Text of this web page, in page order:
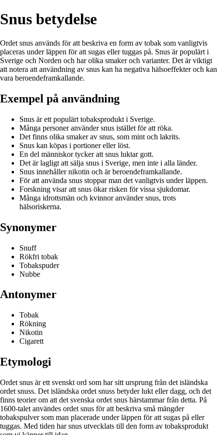
Snus betydelse
Ordet snus används för att beskriva en form av tobak som vanligtvis
placeras under läppen för att sugas eller tuggas på. Snus är populärt i
Sverige och Norden och har olika smaker och varianter. Det är viktigt
att notera att användning av snus kan ha negativa hälsoeffekter och kan
vara beroendeframkallande.
Exempel på användning
Snus är ett populärt tobaksprodukt i Sverige.
Många personer använder snus istället för att röka.
Det finns olika smaker av snus, som mint och lakrits.
Snus kan köpas i portioner eller löst.
En del människor tycker att snus luktar gott.
Det är lagligt att sälja snus i Sverige, men inte i alla länder.
Snus innehåller nikotin och är beroendeframkallande.
För att använda snus stoppar man det vanligtvis under läppen.
Forskning visar att snus ökar risken för vissa sjukdomar.
Många idrottsmän och kvinnor använder snus, trots
hälsoriskerna.
Synonymer
Snuff
Rökfri tobak
Tobakspuder
Nubbe
Antonymer
Tobak
Rökning
Nikotin
Cigarett
Etymologi
Ordet snus är ett svenskt ord som har sitt ursprung från det isländska
ordet snuss. Det isländska ordet snuss betyder lukt eller dagg, och det
finns teorier om att det svenska ordet snus härstammar från detta. På
1600-talet användes ordet snus för att beskriva små mängder
tobakspulver som man placerade under läppen för att sugas på eller
tuggas. Med tiden har snus utvecklats till den form av tobaksprodukt